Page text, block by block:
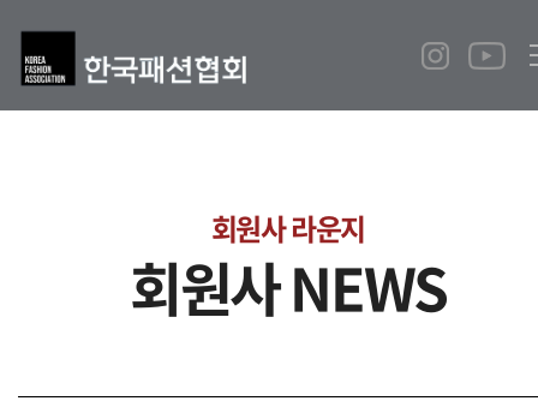
회원사 라운지
회원사 NEWS